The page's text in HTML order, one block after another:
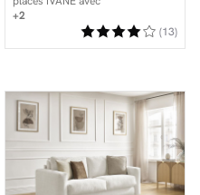
dossier avance-recule
en tissu texturé
+2
(13)